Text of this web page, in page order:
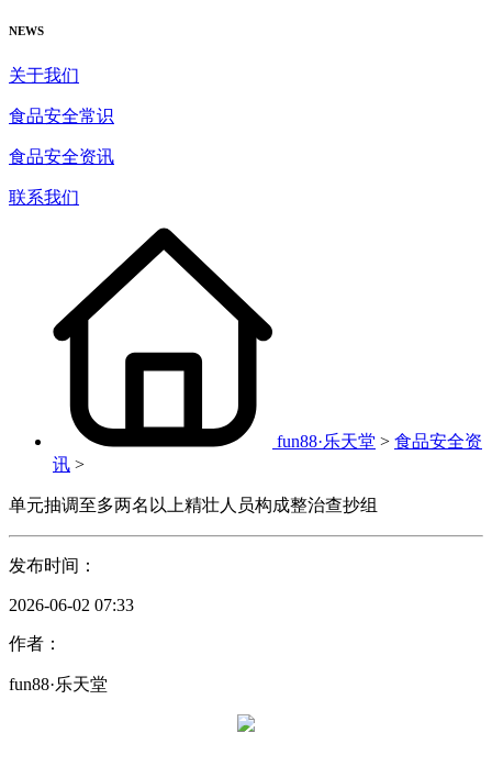
NEWS
关于我们
食品安全常识
食品安全资讯
联系我们
fun88·乐天堂 > 食品安全资
讯 >
单元抽调至多两名以上精壮人员构成整治查抄组
发布时间：
2026-06-02 07:33
作者：
fun88·乐天堂